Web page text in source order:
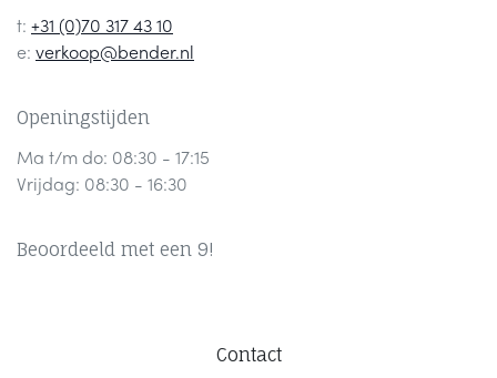
t: +31 (0)70 317 43 10
e: verkoop@bender.nl
Openingstijden
Ma t/m do: 08:30 - 17:15
Vrijdag: 08:30 - 16:30
Beoordeeld met een 9!
Contact